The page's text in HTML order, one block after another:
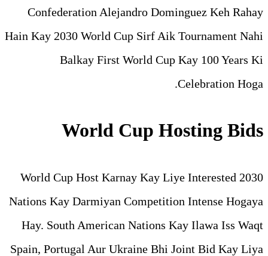
Confederation Alejandro
Hain Kay 2030 World Cup
Balkay First World
World
2030 World Cup Host Karnay
Nations Kay Darmiyan
Hay. South American
Spain, Portugal Aur Ukraine